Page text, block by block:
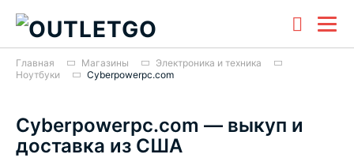
Главная Магазины
Электроника и техника
Ноутбуки
Cyberpowerpc.com
Cyberpowerpc.com — выкуп и
доставка из США